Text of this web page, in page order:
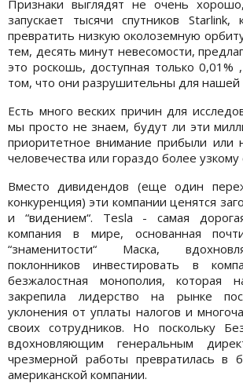
Признаки выглядят не очень
запускает тысячи спутников Starlink,
превратить низкую околоземную
тем, десять минут невесомости,
это роскошь, доступная только
том, что они разрушительны для нашей
Есть много веских причин для
мы просто не знаем, будут ли эти
приоритетное внимание прибыли или
человечества или гораздо более
Вместо дивидендов (еще один
конкуренция) эти компании ценятся
и “видением“. Tesla - самая
компания в мире, основанная
“знаменитости“ Маска,
поклонников инвестировать в
безжалостная монополия, которая
закрепила лидерство на рынке
уклонения от уплаты налогов и
своих сотрудников. Но поскольку
вдохновляющим генеральным
чрезмерной работы превратилась в
американской компании.